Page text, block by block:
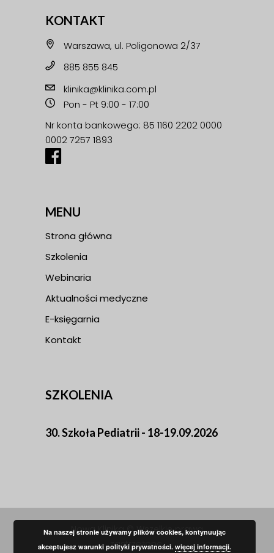
KONTAKT
Warszawa, ul. Poligonowa 2/37
885 855 845
klinika@klinika.com.pl
Pon - Pt 9:00 - 17:00
Nr konta bankowego: 85 1160 2202 0000
0002 7257 1893
MENU
Strona główna
Szkolenia
Webinaria
Aktualności medyczne
E-księgarnia
Kontakt
SZKOLENIA
30. Szkoła Pediatrii - 18-19.09.2026
Nowa Klinika © Wszelkie prawa
zastrzeżone.
Na naszej stronie używamy plików cookies, kontynuując
akceptujesz warunki polityki prywatności.więcej informacji.